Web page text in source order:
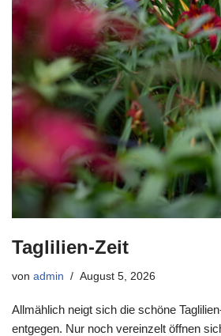
Taglilien-Zeit
von admin August 5, 2026
Allmählich neigt sich die schöne
entgegen. Nur noch vereinzelt öffnen